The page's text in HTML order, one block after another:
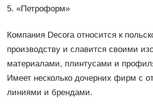
5. «Петроформ»
Компания Decora относится к
производству и славится своими
материалами, плинтусами и
Имеет несколько дочерних фирм с
линиями и брендами.